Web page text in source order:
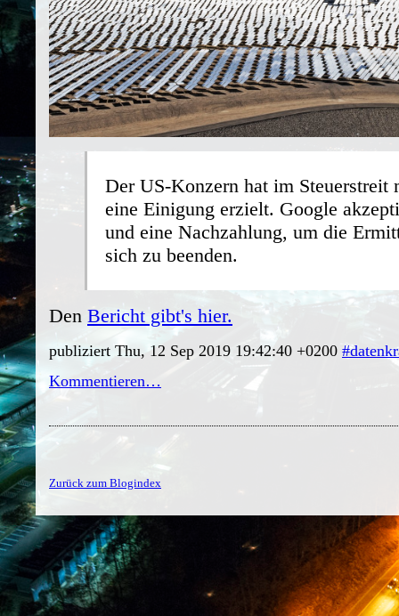
Der US-Konzern hat im Steuerstreit
eine Einigung erzielt. Google
und eine Nachzahlung, um die
sich zu beenden.
Den Bericht gibt's hier.
publiziert Thu, 12 Sep 2019 19:42:40 +0200
Kommentieren…
Zurück zum Blogindex